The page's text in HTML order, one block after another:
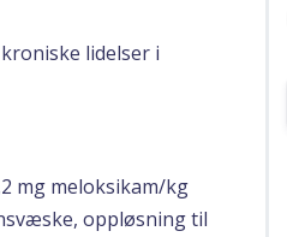
lidelser i
mg meloksikam/kg
oppløsning til